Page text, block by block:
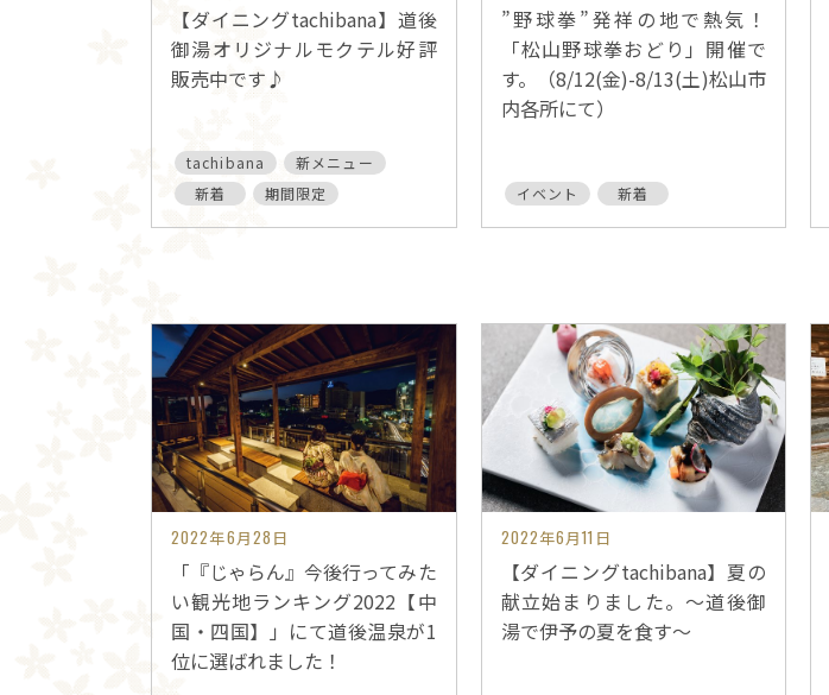
【ダイニングtachibana】道後
御湯オリジナルモクテル好評
販売中です♪
tachibana
新メニュー
新着
期間限定
”野球拳”発祥の地で熱気！
「松山野球拳おどり」開催で
す。（8/12(金)-8/13(土)松山市
内各所にて）
イベント 新着
2022年6月28日
「『じゃらん』今後行ってみた
い観光地ランキング2022【中
国・四国】」にて道後温泉が1
位に選ばれました！
2022年6月11日
【ダイニングtachibana】夏の
献立始まりました。～道後御
湯で伊予の夏を食す～